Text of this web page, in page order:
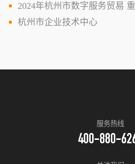
2024年杭州市数字服务贸易
杭州市企业技术中心
服务热线
400-880-